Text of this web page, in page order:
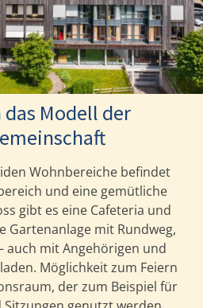
Modell der
Wohnbereiche befindet
und eine gemütliche
gibt es eine Cafeteria und
Gartenanlage mit Rundweg,
auch mit Angehörigen und
Möglichkeit zum Feiern
der zum Beispiel für